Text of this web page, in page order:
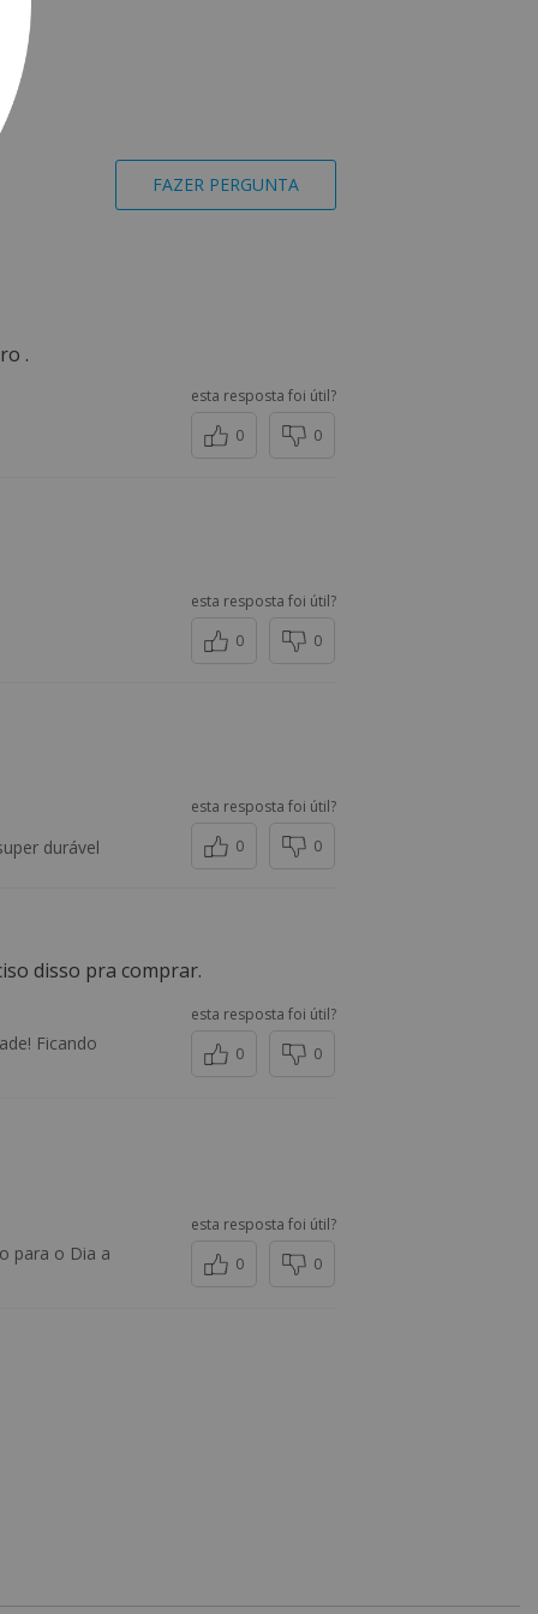
FAZER PERGUNTA
.
esta resposta foi útil?
0
0
esta resposta foi útil?
0
0
durável
esta resposta foi útil?
0
0
disso pra comprar.
Ficando
esta resposta foi útil?
0
0
para o Dia a
esta resposta foi útil?
0
0